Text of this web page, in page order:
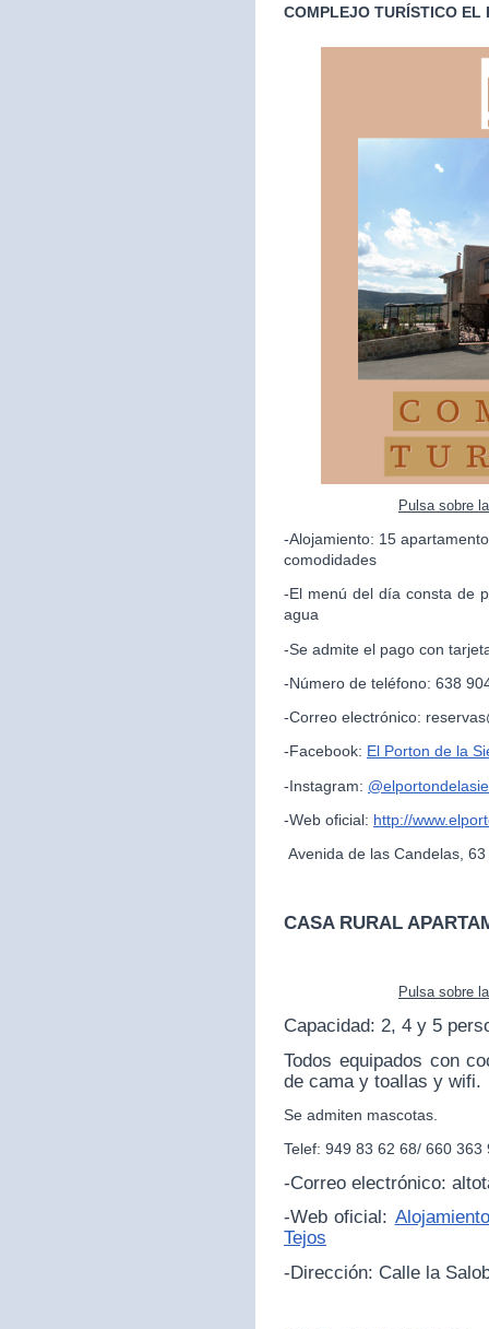
COMPLEJO TURÍSTICO EL
Pulsa sobre
-Alojamiento: 15
comodidades
-El menú del día consta de
agua
-Se admite el pago con
-Número de teléfono: 638
-Correo electrónico:
-Facebook: El Porton de la
-Instagram: @
-Web oficial: http://
Avenida de las Candelas, 63
CASA RURAL
Pulsa sobre
Capacidad: 2, 4 y 5
Todos equipados con
de cama y toallas y wifi.
Se admiten mascotas.
Telef: 949 83 62 68/ 660 363
-Correo electrónico:
-Web oficial:
Tejos
-Dirección: Calle la